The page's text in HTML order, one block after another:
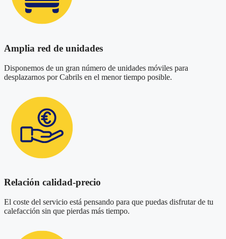
Amplia red de unidades
Disponemos de un gran número de unidades móviles para
desplazarnos por Cabrils en el menor tiempo posible.
Relación calidad-precio
El coste del servicio está pensando para que puedas disfrutar de tu
calefacción sin que pierdas más tiempo.